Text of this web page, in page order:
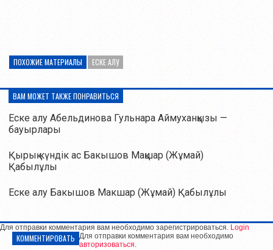
ПОХОЖИЕ МАТЕРИАЛЫ ЕСКЕ АЛУ
ВАМ МОЖЕТ ТАКЖЕ ПОНРАВИТЬСЯ
Еске алу Абельдинова Гульнара Аймуханқызы —
бауырлары
Қырық күндік ас Бакышов Мақшар (Жұмай)
Қабылұлы
Еске алу Бакышов Макшар (Жұмай) Қабылұлы
Для отправки комментария вам необходимо зарегистрироваться. Login
КОММЕНТИРОВАТЬ Для отправки комментария вам необходимо
авторизоваться.